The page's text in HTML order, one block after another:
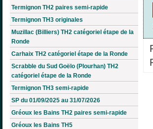
Termignon TH2 paires semi-rapide
Termignon TH3 originales
Muzillac (Billiers) TH2 catégoriel étape de la
Ronde
Carhaix TH2 catégoriel étape de la Ronde
Scrabble du Sud Goëlo (Plourhan) TH2
catégoriel étape de la Ronde
Termignon TH3 semi-rapide
SP du 01/09/2025 au 31/07/2026
Gréoux les Bains TH2 paires semi-rapide
Gréoux les Bains TH5